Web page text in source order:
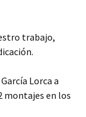
trabajo,
Lorca a
montajes en los